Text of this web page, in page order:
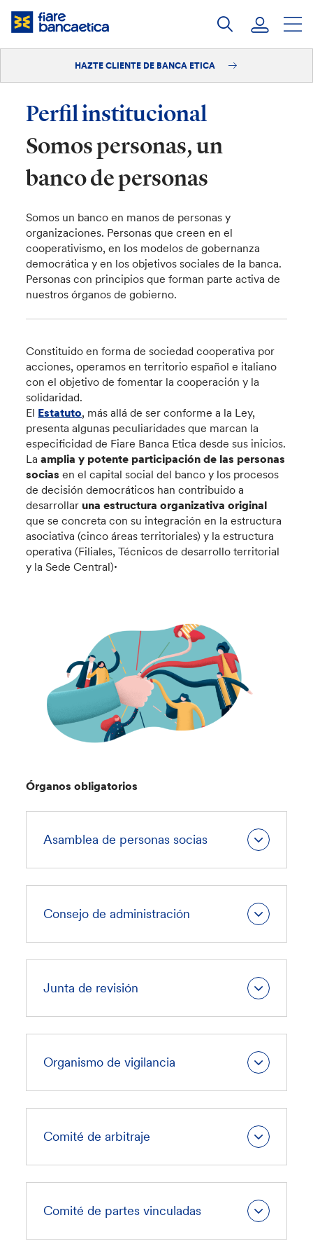
Saltar
Hazte cliente
HAZTE CLIENTE DE BANCA ETICA
Perfil institucional
Somos personas, un
banco de personas
Somos un banco en manos de personas y
organizaciones. Personas que creen en el
cooperativismo, en los modelos de gobernanza
democrática y en los objetivos sociales de la banca.
Personas con principios que forman parte activa de
nuestros órganos de gobierno.
Constituido en forma de sociedad cooperativa por
acciones, operamos en territorio español e italiano
con el objetivo de fomentar la cooperación y la
solidaridad.
El Estatuto, más allá de ser conforme a la Ley,
presenta algunas peculiaridades que marcan la
especificidad de Fiare Banca Etica desde sus inicios.
Laamplia y potente participación de las personas
socias en el capital social del banco y los procesos
de decisión democráticos han contribuido a
desarrollar una estructura organizativa original
que se concreta con su integración en la estructura
asociativa (cinco áreas territoriales) y la estructura
operativa (Filiales, Técnicos de desarrollo territorial
y la Sede Central).
Órganos obligatorios
Asamblea de personas socias
Consejo de administración
Junta de revisión
Organismo de vigilancia
Comité de arbitraje
Comité de partes vinculadas